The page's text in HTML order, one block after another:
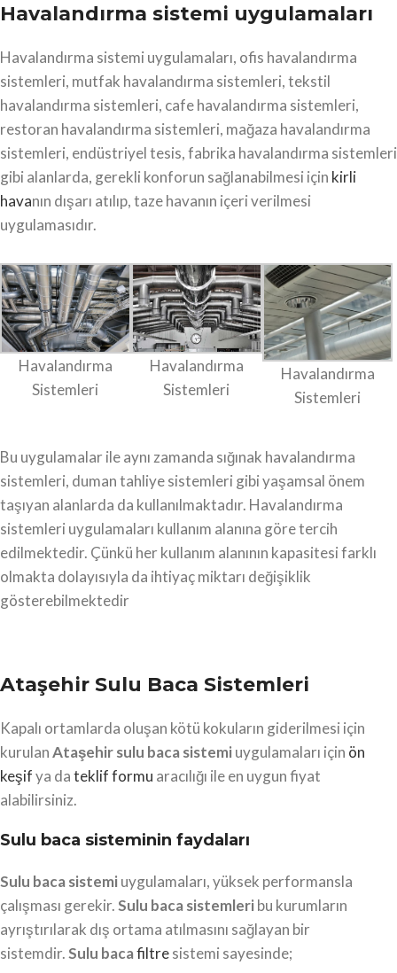
Havalandırma sistemi uygulamaları
Havalandırma sistemi uygulamaları, ofis havalandırma
sistemleri, mutfak havalandırma sistemleri, tekstil
havalandırma sistemleri, cafe havalandırma sistemleri,
restoran havalandırma sistemleri, mağaza havalandırma
sistemleri, endüstriyel tesis, fabrika havalandırma sistemleri
gibi alanlarda, gerekli konforun sağlanabilmesi için kirli
havanın dışarı atılıp, taze havanın içeri verilmesi
uygulamasıdır.
Havalandırma
Sistemleri
Havalandırma
Sistemleri
Havalandırma
Sistemleri
Bu uygulamalar ile aynı zamanda sığınak havalandırma
sistemleri, duman tahliye sistemleri gibi yaşamsal önem
taşıyan alanlarda da kullanılmaktadır. Havalandırma
sistemleri uygulamaları kullanım alanına göre tercih
edilmektedir. Çünkü her kullanım alanının kapasitesi farklı
olmakta dolayısıyla da ihtiyaç miktarı değişiklik
gösterebilmektedir
Ataşehir Sulu Baca Sistemleri
Kapalı ortamlarda oluşan kötü kokuların giderilmesi için
kurulanAtaşehirsulu baca sistemiuygulamaları için ön
keşifya dateklif formu aracılığı ile en uygun fiyat
alabilirsiniz.
Sulu baca sisteminin faydaları
Sulu baca sistemiuygulamaları, yüksek performansla
çalışması gerekir.Sulu baca sistemleribu kurumların
ayrıştırılarak dış ortama atılmasını sağlayan bir
sistemdir.Sulu bacafiltresistemi sayesinde;